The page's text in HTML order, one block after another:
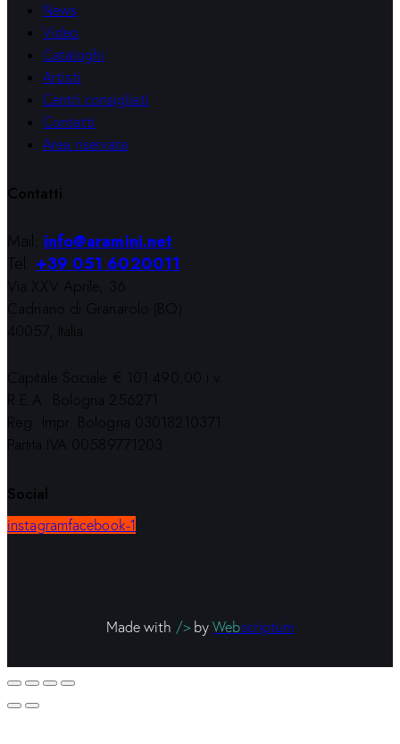
News
Video
Cataloghi
Artisti
Centri consigliati
Contatti
Area riservata
Contatti
Mail:info@aramini.net
Tel:+39 051 6020011
Via XXV Aprile, 36
Cadriano di Granarolo (BO)
40057, Italia
Capitale Sociale € 101.490,00 i.v.
R.E.A. Bologna 256271
Reg. Impr. Bologna 03018210371
Partita IVA 00589771203
Social
instagramfacebook-1
Made with />byWebscriptum